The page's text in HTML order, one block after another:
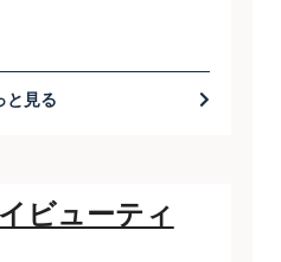
と見る
ビューティ